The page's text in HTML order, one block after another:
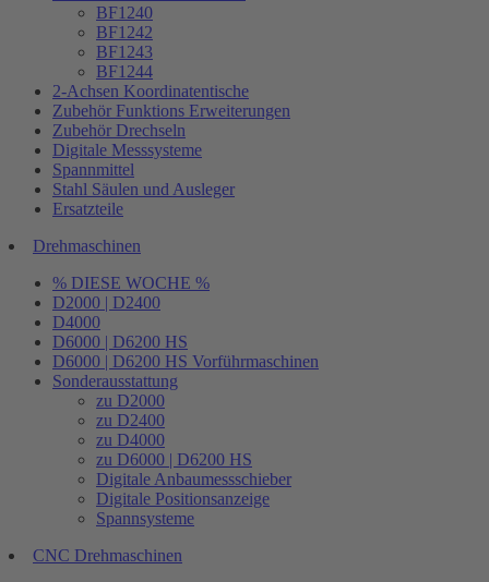
BF1240
BF1242
BF1243
BF1244
2-Achsen Koordinatentische
Zubehör Funktions Erweiterungen
Zubehör Drechseln
Digitale Messsysteme
Spannmittel
Stahl Säulen und Ausleger
Ersatzteile
Drehmaschinen
% DIESE WOCHE %
D2000 | D2400
D4000
D6000 | D6200 HS
D6000 | D6200 HS Vorführmaschinen
Sonderausstattung
zu D2000
zu D2400
zu D4000
zu D6000 | D6200 HS
Digitale Anbaumessschieber
Digitale Positionsanzeige
Spannsysteme
CNC Drehmaschinen